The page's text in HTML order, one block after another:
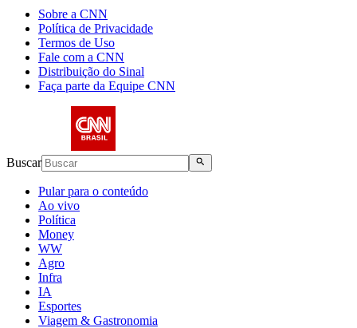
Sobre a CNN
Política de Privacidade
Termos de Uso
Fale com a CNN
Distribuição do Sinal
Faça parte da Equipe CNN
Buscar
Pular para o conteúdo
Ao vivo
Política
Money
WW
Agro
Infra
IA
Esportes
Viagem & Gastronomia